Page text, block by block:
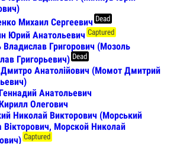
Михаил Сергеевич Dead
Юрий Анатольевич Captured
Владислав Григорович (Мозоль
Григорьевич) Dead
Анатолійович (Момот Дмитрий
Анатольевич
Олегович
Николай Викторович (Морський
Вікторович, Морской Николай
Captured